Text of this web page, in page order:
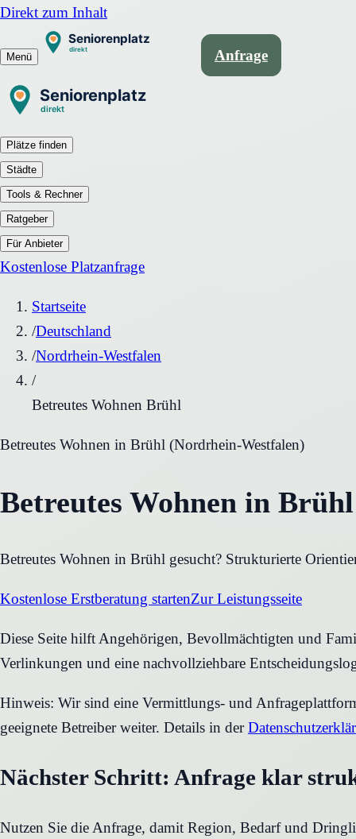
Direkt zum Inhalt
Menü Anfrage
Plätze finden
Städte
Tools & Rechner
Ratgeber
Für Anbieter
Kostenlose Platzanfrage
Startseite
/Deutschland
/Nordrhein-Westfalen
/
Betreutes Wohnen Brühl
Betreutes Wohnen in Brühl (Nordrhein-Westfalen)
Betreutes Wohnen in
Betreutes Wohnen in Brühl gesucht? Strukturierte
Kostenlose Erstberatung startenZur Leistungsseite
Diese Seite hilft Angehörigen, Bevollmächtigten und
Verlinkungen und eine nachvollziehbare
Hinweis: Wir sind eine Vermittlungs- und
geeignete Betreiber weiter. Details in der
Nächster Schritt: Anfrage klar
Nutzen Sie die Anfrage, damit Region, Bedarf und